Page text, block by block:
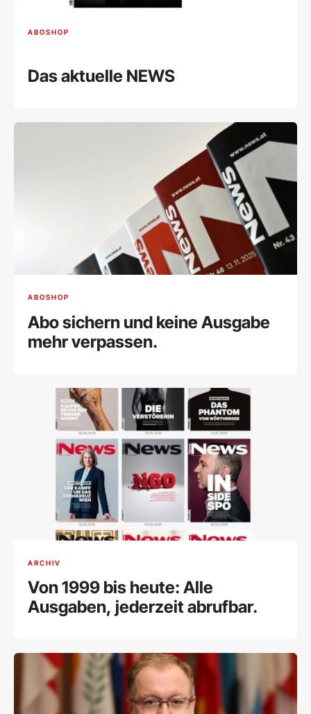
ABOSHOP
Das aktuelle NEWS
ABOSHOP
Abo sichern und keine Ausgabe
mehr verpassen.
ARCHIV
Von 1999 bis heute: Alle
Ausgaben, jederzeit abrufbar.